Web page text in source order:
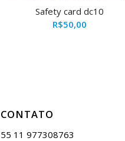
Safety card dc10
R$50,00
CONTATO
55 11 977308763